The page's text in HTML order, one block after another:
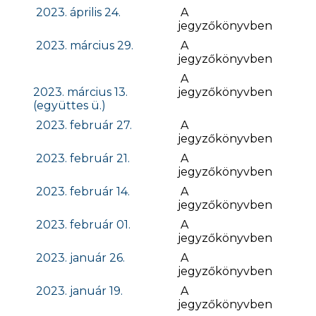
2023. április 24.
A
jegyzőkönyvben
2023. március 29.
A
jegyzőkönyvben
2023. március 13.
(együttes ü.)
A
jegyzőkönyvben
2023. február 27.
A
jegyzőkönyvben
2023. február 21.
A
jegyzőkönyvben
2023. február 14.
A
jegyzőkönyvben
2023. február 01.
A
jegyzőkönyvben
2023. január 26.
A
jegyzőkönyvben
2023. január 19.
A
jegyzőkönyvben